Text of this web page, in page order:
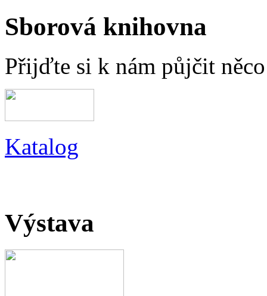
Sborová knihovna
Přijďte si k nám půjčit
Katalog
Výstava